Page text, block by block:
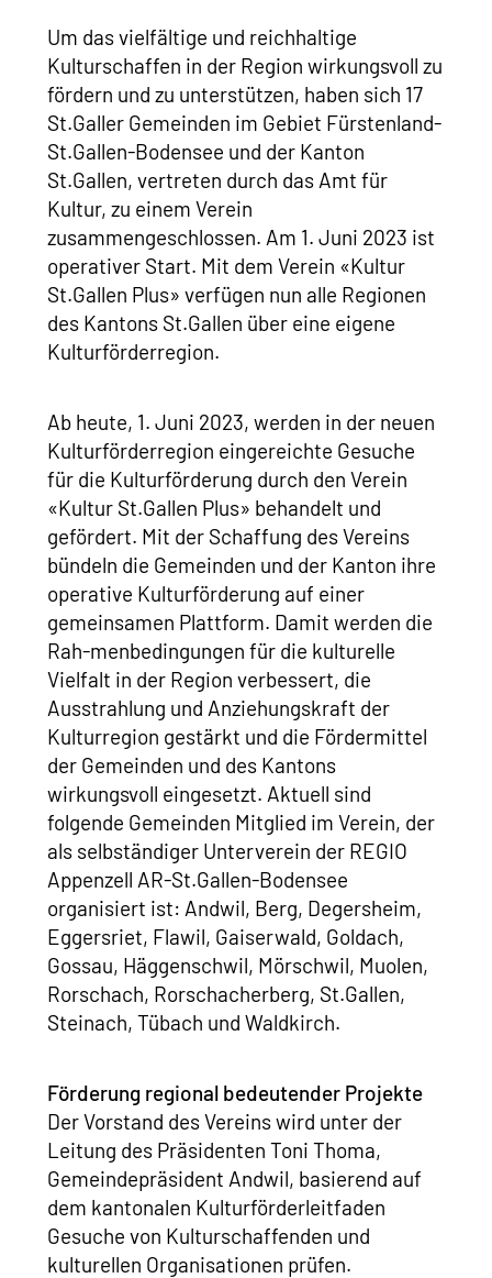
Um das vielfältige und reichhaltige
Kulturschaffen in der Region wirkungsvoll zu
fördern und zu unterstützen, haben sich 17
St.Galler Gemeinden im Gebiet Fürstenland-
St.Gallen-Bodensee und der Kanton
St.Gallen, vertreten durch das Amt für
Kultur, zu einem Verein
zusammengeschlossen. Am 1. Juni 2023 ist
operativer Start. Mit dem Verein «Kultur
St.Gallen Plus» verfügen nun alle Regionen
des Kantons St.Gallen über eine eigene
Kulturförderregion.
Ab heute, 1. Juni 2023, werden in der neuen
Kulturförderregion eingereichte Gesuche
für die Kulturförderung durch den Verein
«Kultur St.Gallen Plus» behandelt und
gefördert. Mit der Schaffung des Vereins
bündeln die Gemeinden und der Kanton ihre
operative Kulturförderung auf einer
gemeinsamen Plattform. Damit werden die
Rah-menbedingungen für die kulturelle
Vielfalt in der Region verbessert, die
Ausstrahlung und Anziehungskraft der
Kulturregion gestärkt und die Fördermittel
der Gemeinden und des Kantons
wirkungsvoll eingesetzt. Aktuell sind
folgende Gemeinden Mitglied im Verein, der
als selbständiger Unterverein der REGIO
Appenzell AR-St.Gallen-Bodensee
organisiert ist: Andwil, Berg, Degersheim,
Eggersriet, Flawil, Gaiserwald, Goldach,
Gossau, Häggenschwil, Mörschwil, Muolen,
Rorschach, Rorschacherberg, St.Gallen,
Steinach, Tübach und Waldkirch.
Förderung regional bedeutender Projekte
Der Vorstand des Vereins wird unter der
Leitung des Präsidenten Toni Thoma,
Gemeindepräsident Andwil, basierend auf
dem kantonalen Kulturförderleitfaden
Gesuche von Kulturschaffenden und
kulturellen Organisationen prüfen.